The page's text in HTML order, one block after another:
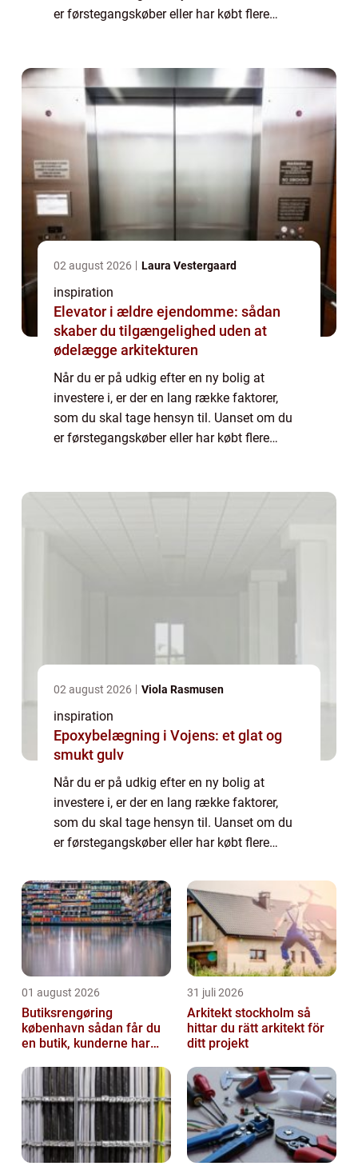
er førstegangskøber eller har købt flere
02 august 2026 Laura Vestergaard
inspiration
Elevator i ældre ejendomme: sådan
skaber du tilgængelighed uden at
ødelægge arkitekturen
Når du er på udkig efter en ny bolig at
investere i, er der en lang række faktorer,
som du skal tage hensyn til. Uanset om du
er førstegangskøber eller har købt flere
02 august 2026 Viola Rasmusen
inspiration
Epoxybelægning i Vojens: et glat og
smukt gulv
Når du er på udkig efter en ny bolig at
investere i, er der en lang række faktorer,
som du skal tage hensyn til. Uanset om du
er førstegangskøber eller har købt flere
01 august 2026
Butiksrengøring
københavn sådan får du
en butik, kunderne har
til
31 juli 2026
Arkitekt stockholm så
hittar du rätt arkitekt för
ditt projekt